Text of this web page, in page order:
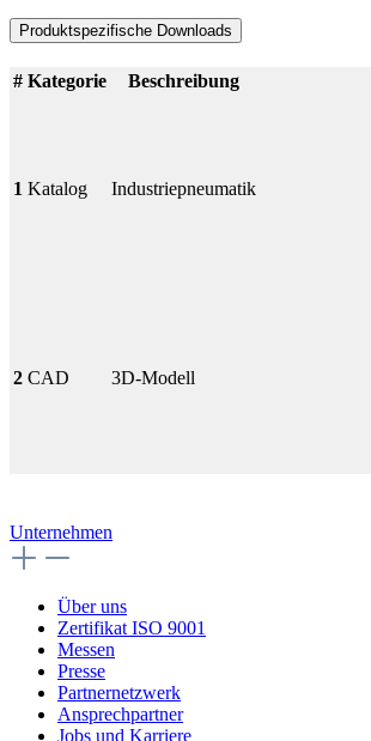
Produktspezifische Downloads
# Kategorie Beschreibung
1 Katalog Industriepneumatik
2 CAD 3D-Modell
Unternehmen
Über uns
Zertifikat ISO 9001
Messen
Presse
Partnernetzwerk
Ansprechpartner
Jobs und Karriere